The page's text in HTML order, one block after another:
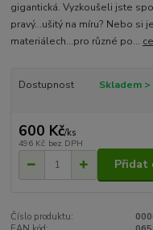
gigantická. Vyzkoušeli jste
pravý...ušitý na míru? Nebo si
materiálech...pro různé po...
Dostupnost Skladem >
600 Kč/ks
496 Kč bez DPH
Přidat
Číslo produktu: